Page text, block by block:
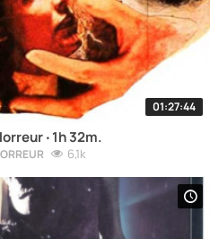
01:27:44
‧ 1h 32m.
6,1k